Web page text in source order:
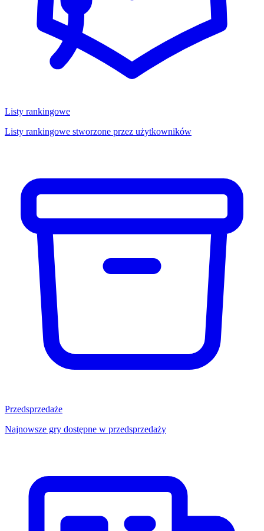
Listy rankingowe
Listy rankingowe stworzone przez użytkowników
Przedsprzedaże
Najnowsze gry dostępne w przedsprzedaży